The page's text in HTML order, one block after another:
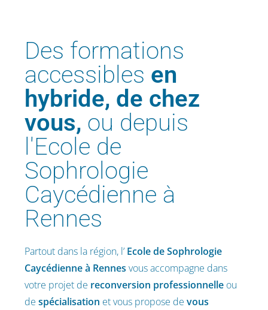
Des formations
accessibles en
hybride, de chez
vous, ou depuis
l'Ecole de
Sophrologie
Caycédienne à
Rennes
Partout dans la région, l’ Ecole de Sophrologie
Caycédienne à Rennes vous accompagne dans
votre projet de reconversion professionnelle ou
despécialisation et vous propose devous